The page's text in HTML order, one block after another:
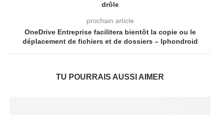
drôle
prochain article
OneDrive Entreprise facilitera bientôt la copie ou le
déplacement de fichiers et de dossiers – Iphondroid
TU POURRAIS AUSSI AIMER